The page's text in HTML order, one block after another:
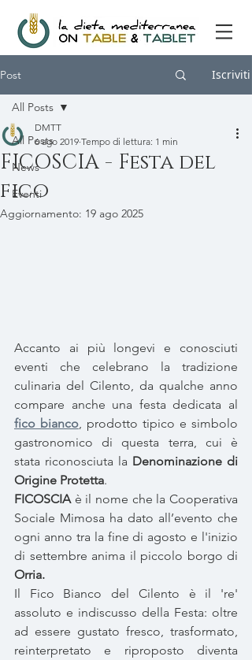
Post Iscriviti
All Posts
News
Eventi
All Posts
FICOSCIA - Festa del
fico
DMTT
6 ago 2019 Tempo di lettura: 1 min
Aggiornamento: 19 ago 2025
Accanto ai più longevi e conosciuti
eventi che celebrano la tradizione
culinaria del Cilento, da qualche anno
compare anche una festa dedicata al
fico bianco prodotto tipico e simbolo
gastronomico di questa terra, cui è
stata riconosciuta la Denominazione di
Origine Protetta.
FICOSCIA è il nome che la Cooperativa
Sociale Mimosa ha dato all’evento che
ogni anno tra la fine di agosto e l'inizio
Orria.
Il Fico Bianco del Cilento è il 're'
assoluto e indiscusso della Festa: oltre
ad essere gustato fresco, trasformato,
reinterpretato e riproposto diventa